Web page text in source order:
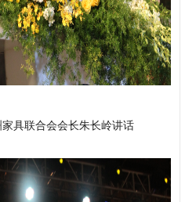
具联合会会长朱长岭讲话